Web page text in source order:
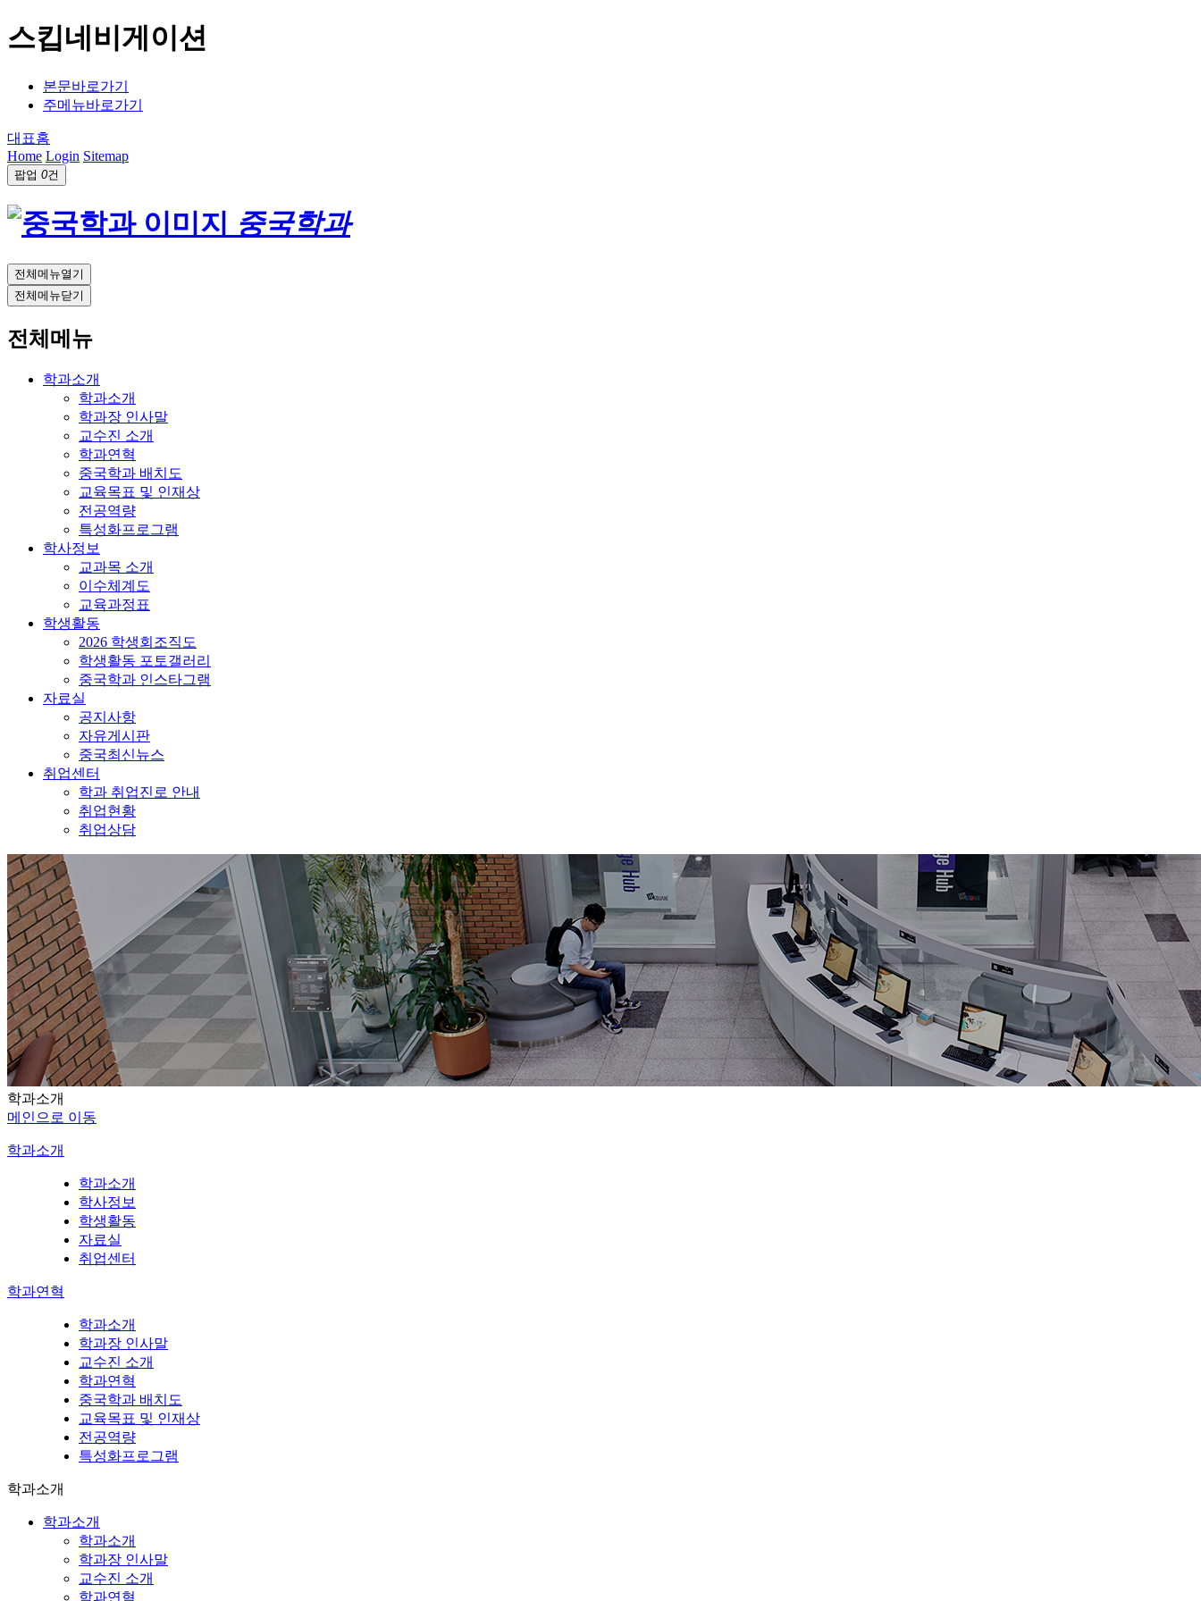
스킵네비게이션
본문바로가기
주메뉴바로가기
대표홈
Home Login Sitemap
팝업 0건
중국학과
전체메뉴열기
전체메뉴닫기
전체메뉴
학과소개
학과소개
학과장 인사말
교수진 소개
학과연혁
중국학과 배치도
교육목표 및 인재상
전공역량
특성화프로그램
학사정보
교과목 소개
이수체계도
교육과정표
학생활동
2026 학생회조직도
학생활동 포토갤러리
중국학과 인스타그램
자료실
공지사항
자유게시판
중국최신뉴스
취업센터
학과 취업진로 안내
취업현황
취업상담
학과소개
메인으로 이동
학과소개
학과소개
학사정보
학생활동
자료실
취업센터
학과연혁
학과소개
학과장 인사말
교수진 소개
학과연혁
중국학과 배치도
교육목표 및 인재상
전공역량
특성화프로그램
학과소개
학과소개
학과소개
학과장 인사말
교수진 소개
학과연혁